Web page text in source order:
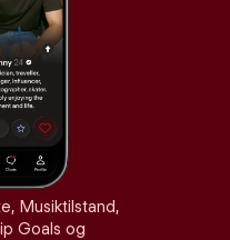
Musiktilstand,
Goals og